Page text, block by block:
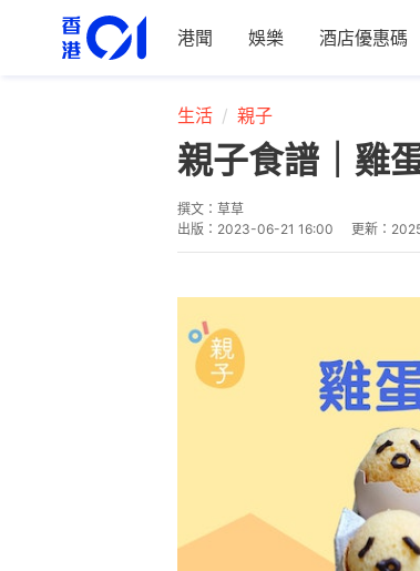
港聞 娛樂 酒店優惠碼
生活 親子
親子食譜｜雞
撰文： 草草
出版： 2023-06-21 16:00 更新：